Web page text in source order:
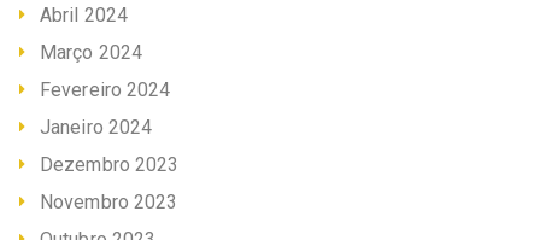
Abril 2024
Março 2024
Fevereiro 2024
Janeiro 2024
Dezembro 2023
Novembro 2023